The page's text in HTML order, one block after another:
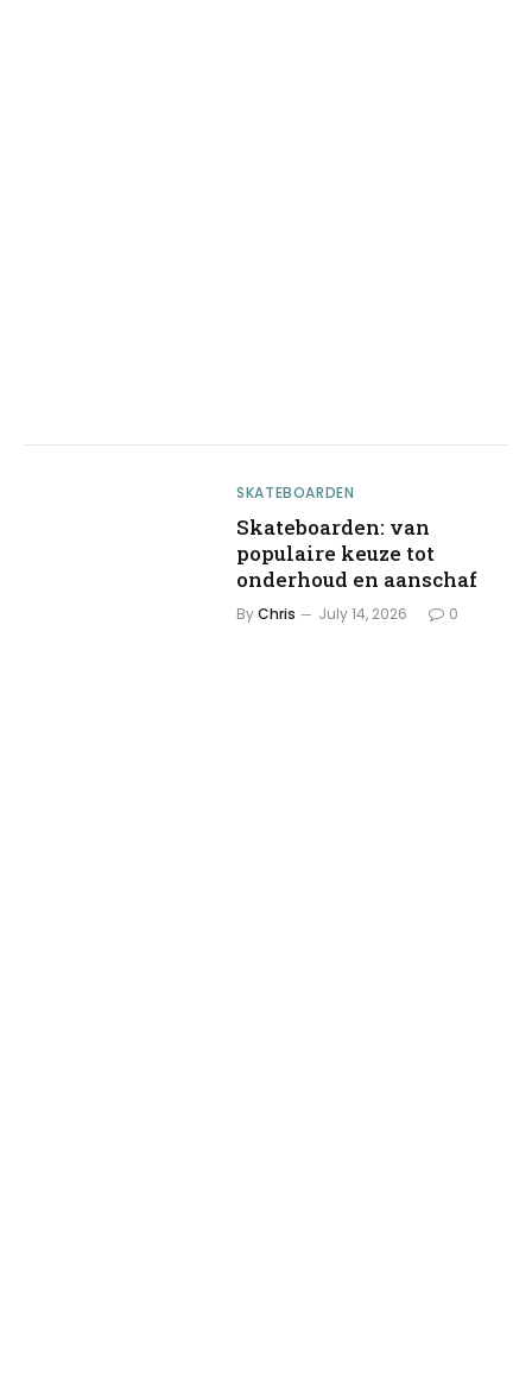
SKATEBOARDEN
Skateboarden: van
populaire keuze tot
onderhoud en aanschaf
ByChris July 14, 2026 0